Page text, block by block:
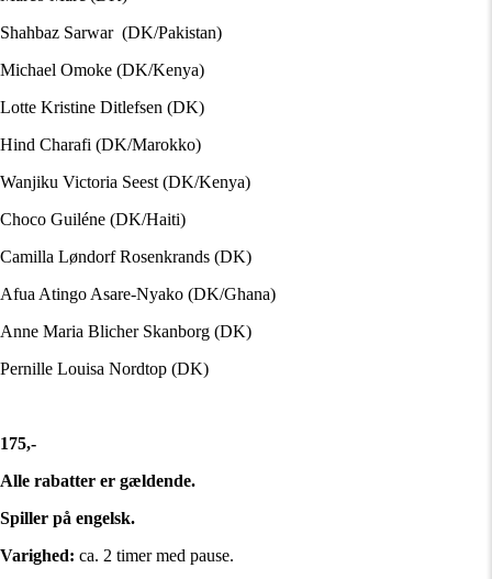
Shahbaz Sarwar (DK/Pakistan)
Michael Omoke (DK/Kenya)
Lotte Kristine Ditlefsen (DK)
Hind Charafi (DK/Marokko)
Wanjiku Victoria Seest (DK/Kenya)
Choco Guiléne (DK/Haiti)
Camilla Løndorf Rosenkrands (DK)
Afua Atingo Asare-Nyako (DK/Ghana)
Anne Maria Blicher Skanborg (DK)
Pernille Louisa Nordtop (DK)
175,-
Alle rabatter er gældende.
Spiller på engelsk.
Varighed: ca. 2 timer med pause.